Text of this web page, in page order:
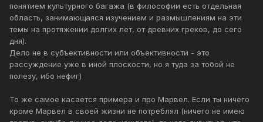
понятием культурного багажа (в философии есть отдельная
область, занимающаяся изучением и размышлениям на эти
темы на протяжении долгих лет, от древних греков, до сего
дня).
Дело не в субъективности или объективности - это
рассуждение уже в иной плоскости, но я туда за тобой не
полезу, ибо нефиг)
То же самое касается примера и про Марвел. Если ты ничего
кроме Марвел в своей жизни не потреблял (ничего не имею